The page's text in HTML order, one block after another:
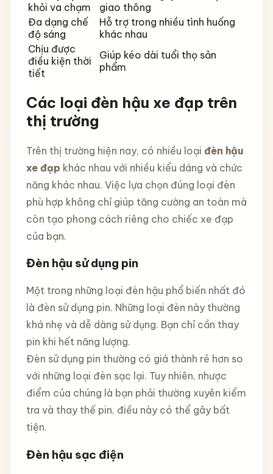
khỏi va chạm
giao thông
Đa dạng chế
độ sáng
Hỗ trợ trong nhiều tình huống
khác nhau
Chịu được
điều kiện thời
tiết
Giúp kéo dài tuổi thọ sản
phẩm
Các loại đèn hậu xe đạp trên
thị trường
Trên thị trường hiện nay, có nhiều loại đèn hậu
xe đạp khác nhau với nhiều kiểu dáng và chức
năng khác nhau. Việc lựa chọn đúng loại đèn
phù hợp không chỉ giúp tăng cường an toàn mà
còn tạo phong cách riêng cho chiếc xe đạp
của bạn.
Đèn hậu sử dụng pin
Một trong những loại đèn hậu phổ biến nhất đó
là đèn sử dụng pin. Những loại đèn này thường
khá nhẹ và dễ dàng sử dụng. Bạn chỉ cần thay
pin khi hết năng lượng.
Đèn sử dụng pin thường có giá thành rẻ hơn so
với những loại đèn sạc lại. Tuy nhiên, nhược
điểm của chúng là bạn phải thường xuyên kiểm
tra và thay thế pin, điều này có thể gây bất
tiện.
Đèn hậu sạc điện